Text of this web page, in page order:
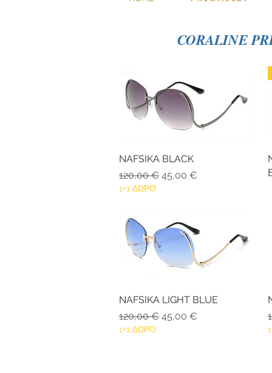
CORALINE
Γρήγορη προβολή
NAFSIKA BLACK
Κανονική τιμή
120,00 € Τιμή Έκπτωσης
45,00 €
1+1 ΔΩΡΟ
Γρήγορη προβολή
NAFSIKA LIGHT BLUE
Κανονική τιμή
120,00 € Τιμή Έκπτωσης
45,00 €
1+1 ΔΩΡΟ